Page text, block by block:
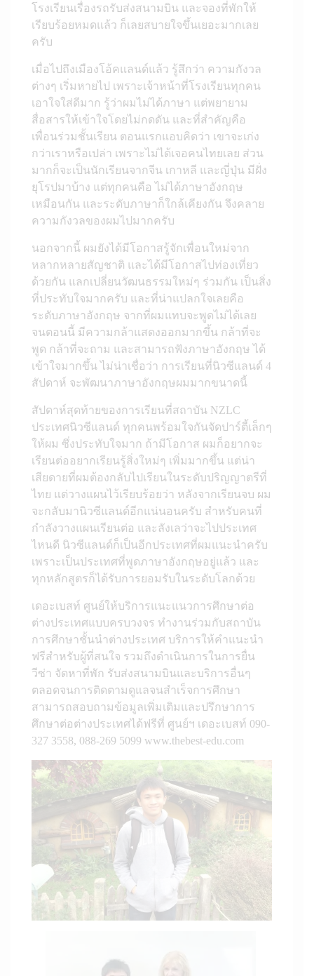
โรงเรียนเรื่องรถรับส่งสนามบิน และจองที่พักให้
เรียบร้อยหมดแล้ว ก็เลยสบายใจขึ้นเยอะมากเลย
ครับ
เมื่อไปถึงเมืองโอ้คแลนด์แล้ว รู้สึกว่า ความกังวล
ต่างๆ เริ่มหายไป เพราะเจ้าหน้าที่โรงเรียนทุกคน
เอาใจใส่ดีมาก รู้ว่าผมไม่ได้ภาษา แต่พยายาม
สื่อสารให้เข้าใจโดยไม่กดดัน และที่สำคัญคือ
เพื่อนร่วมชั้นเรียน ตอนแรกแอบคิดว่า เขาจะเก่ง
กว่าเราหรือเปล่า เพราะไม่ได้เจอคนไทยเลย ส่วน
มากก็จะเป็นนักเรียนจากจีน เกาหลี และญี่ปุ่น มีฝั่ง
ยุโรปมาบ้าง แต่ทุกคนคือ ไม่ได้ภาษาอังกฤษ
เหมือนกัน และระดับภาษาก็ใกล้เคียงกัน จึงคลาย
ความกังวลของผมไปมากครับ
นอกจากนี้ ผมยังได้มีโอกาสรู้จักเพื่อนใหม่จาก
หลากหลายสัญชาติ และได้มีโอกาสไปท่องเที่ยว
ด้วยกัน แลกเปลี่ยนวัฒนธรรมใหม่ๆ ร่วมกัน เป็นสิ่ง
ที่ประทับใจมากครับ และที่น่าแปลกใจเลยคือ
ระดับภาษาอังกฤษ จากที่ผมแทบจะพูดไม่ได้เลย
จนตอนนี้ มีความกล้าแสดงออกมากขึ้น กล้าที่จะ
พูด กล้าที่จะถาม และสามารถฟังภาษาอังกฤษ ได้
เข้าใจมากขึ้น ไม่น่าเชื่อว่า การเรียนที่นิวซีแลนด์ 4
สัปดาห์ จะพัฒนาภาษาอังกฤษผมมากขนาดนี้
สัปดาห์สุดท้ายของการเรียนที่สถาบัน NZLC
ประเทศนิวซีแลนด์ ทุกคนพร้อมใจกันจัดปาร์ตี้เล็กๆ
ให้ผม ซึ่งประทับใจมาก ถ้ามีโอกาส ผมก็อยากจะ
เรียนต่ออยากเรียนรู้สิ่งใหม่ๆ เพิ่มมากขึ้น แต่น่า
เสียดายที่ผมต้องกลับไปเรียนในระดับปริญญาตรีที่
ไทย แต่วางแผนไว้เรียบร้อยว่า หลังจากเรียนจบ ผม
จะกลับมานิวซีแลนด์อีกแน่นอนครับ สำหรับคนที่
กำลังวางแผนเรียนต่อ และลังเลว่าจะไปประเทศ
ไหนดี นิวซีแลนด์ก็เป็นอีกประเทศที่ผมแนะนำครับ
เพราะเป็นประเทศที่พูดภาษาอังกฤษอยู่แล้ว และ
ทุกหลักสูตรก็ได้รับการยอมรับในระดับโลกด้วย
เดอะเบสท์ ศูนย์ให้บริการแนะแนวการศึกษาต่อ
ต่างประเทศแบบครบวงจร ทำงานร่วมกับสถาบัน
การศึกษาชั้นนำต่างประเทศ บริการให้คำแนะนำ
ฟรีสำหรับผู้ที่สนใจ รวมถึงดำเนินการในการยื่น
วีซ่า จัดหาที่พัก รับส่งสนามบินและบริการอื่นๆ
ตลอดจนการติดตามดูแลจนสำเร็จการศึกษา
สามารถสอบถามข้อมูลเพิ่มเติมและปรึกษาการ
ศึกษาต่อต่างประเทศได้ฟรีที่ ศูนย์ฯ เดอะเบสท์ 090-
327 3558, 088-269 5099 www.thebest-edu.com